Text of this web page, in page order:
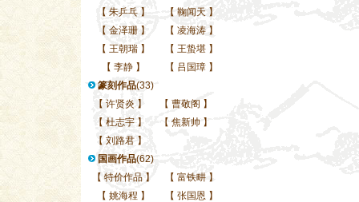
【 朱乒乓】 【 鞠闻天 】
【 金泽珊】 【 凌海涛 】
【 王朝瑞】 【 王蛰堪 】
【 李静】 【 吕国璋 】
篆刻作品(33)
【 许贤炎 】 【 曹敬阁 】
【 杜志宇 】 【 焦新帅 】
【 刘路君 】
国画作品(62)
【 特价作品】 【 富铁畊 】
【 姚海程 】 【 张国恩 】